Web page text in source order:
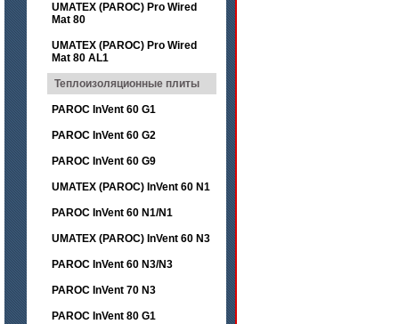
UMATEX (PAROC) Pro Wired
Mat 80
UMATEX (PAROC) Pro Wired
Mat 80 AL1
Теплоизоляционные плиты
PAROC InVent 60 G1
PAROC InVent 60 G2
PAROC InVent 60 G9
UMATEX (PAROC) InVent 60 N1
PAROC InVent 60 N1/N1
UMATEX (PAROC) InVent 60 N3
PAROC InVent 60 N3/N3
PAROC InVent 70 N3
PAROC InVent 80 G1